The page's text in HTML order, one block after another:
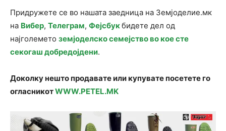
Придружете се во нашата заедница на Земјоделие.мк
на Вибер, Телеграм, Фејсбукбидете дел од
најголемето земјоделско семејство во кое сте
секогаш добредојдени.
Доколку нешто продавате или купувате посетете го
огласникотWWW.PETEL.MK